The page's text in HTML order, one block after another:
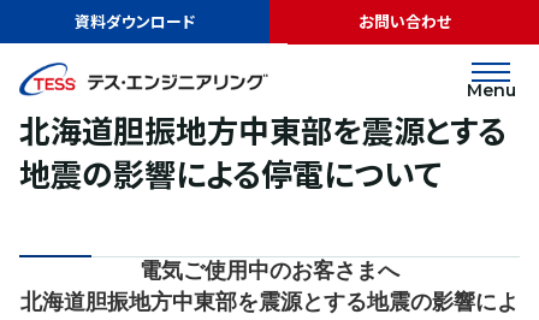
資料ダウンロード お問い合わせ
Menu
ニュース
北海道胆振地方中東部を震源とする地震の影響による停
電について
リリース
2018.09.06
北海道胆振地方中東部を震源とする
地震の影響による停電について
電気ご使用中のお客さまへ
北海道胆振地方中東部を震源とする地震の影響によ